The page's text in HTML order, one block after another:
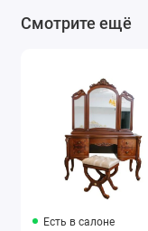
Смотрите ещё
Есть в салоне